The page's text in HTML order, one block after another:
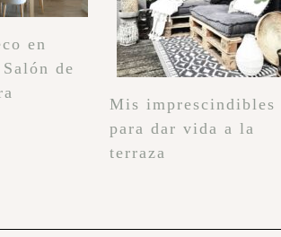
en
de
Mis imprescindibles
para dar vida a la
terraza